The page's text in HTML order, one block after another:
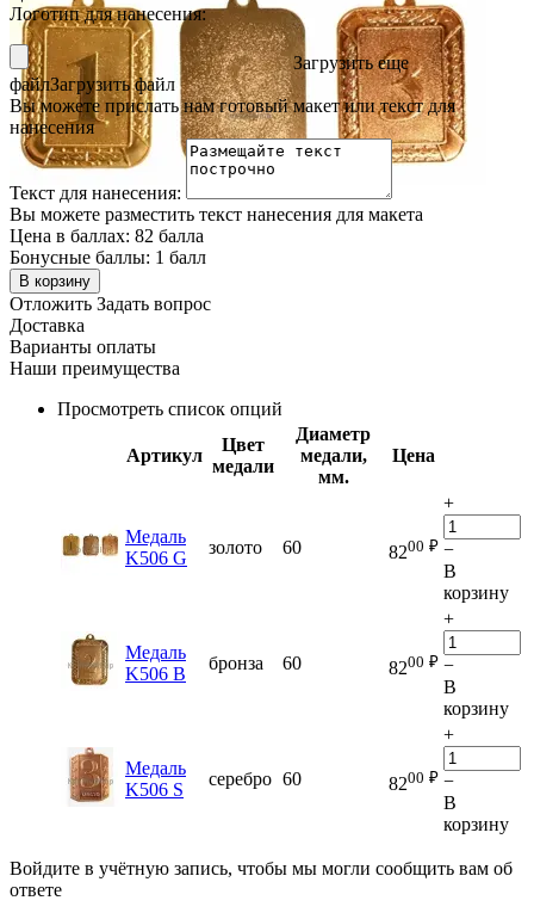
Логотип для нанесения:
Загрузить еще
файлЗагрузить файл
Вы можете прислать нам готовый макет или текст для
нанесения
Текст для нанесения:
Вы можете разместить текст нанесения для макета
Цена в баллах: 82 балла
Бонусные баллы: 1 балл
В корзину
Отложить Задать вопрос
Доставка
Варианты оплаты
Наши преимущества
Просмотреть список опций
Артикул
Цвет
медали
Диаметр
медали,
мм.
Цена
Медаль
K506 G
золото 60 8200 ₽
+
−
В
корзину
Медаль
K506 B
бронза 60 8200 ₽
+
−
В
корзину
Медаль
K506 S
серебро 60 8200 ₽
+
−
В
корзину
Войдите в учётную запись, чтобы мы могли сообщить вам об
ответе